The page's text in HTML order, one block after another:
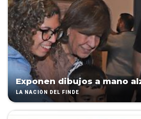
Exponen dibujos a mano
LA NACIÓN DEL FINDE